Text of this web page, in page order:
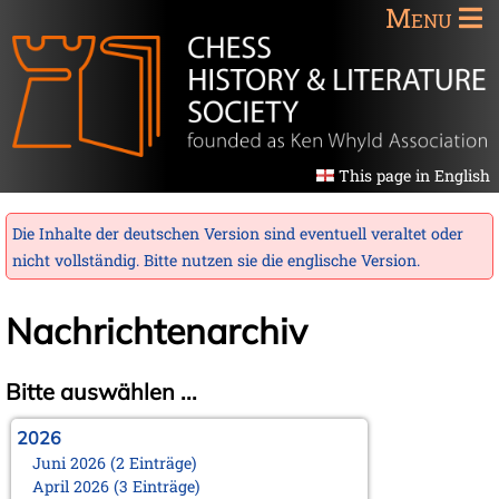
Menu
This page in English
Die Inhalte der deutschen Version sind eventuell veraltet oder
nicht vollständig. Bitte nutzen sie die englische Version.
Nachrichtenarchiv
Bitte auswählen ...
2026
Juni 2026 (2 Einträge)
April 2026 (3 Einträge)